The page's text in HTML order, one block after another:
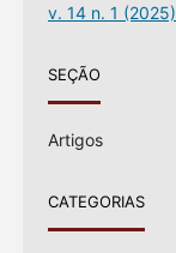
v. 14 n. 1
SEÇÃO
Artigos
CATEGORIAS